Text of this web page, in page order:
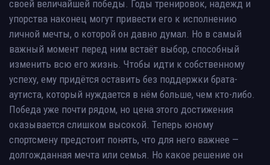
своей величайшей победы. Годы тренировок, надежд и
упорства наконец могут привести его к исполнению
личной мечты, о которой он давно думал. Но в самый
важный момент перед ним встаёт выбор, способный
изменить всю его жизнь. Чтобы идти к собственному
успеху, ему придётся оставить без поддержки брата-
аутиста, который нуждается в нём больше, чем кто-либо.
Победа уже почти рядом, но цена этого достижения
оказывается слишком высокой. Теперь юному
спортсмену предстоит понять, что для него важнее —
долгожданная мечта или семья. Но какое решение он